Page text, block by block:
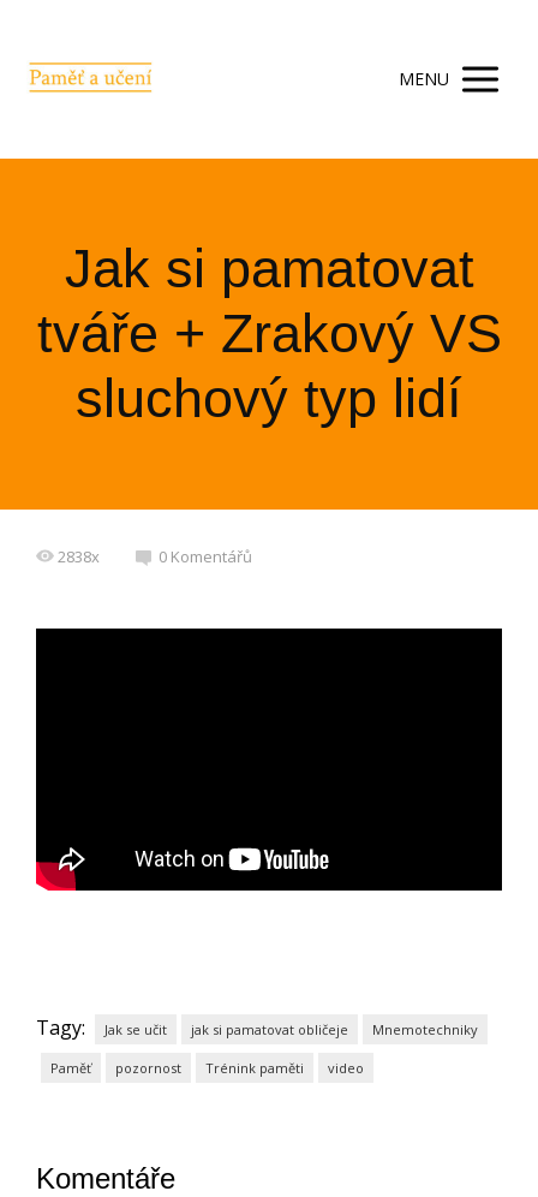
MENU
Jak si pamatovat
tváře + Zrakový VS
sluchový typ lidí
2838x 0 Komentářů
Tagy: Jak se učit jak si pamatovat obličeje Mnemotechniky
Paměť pozornost Trénink paměti video
Komentáře